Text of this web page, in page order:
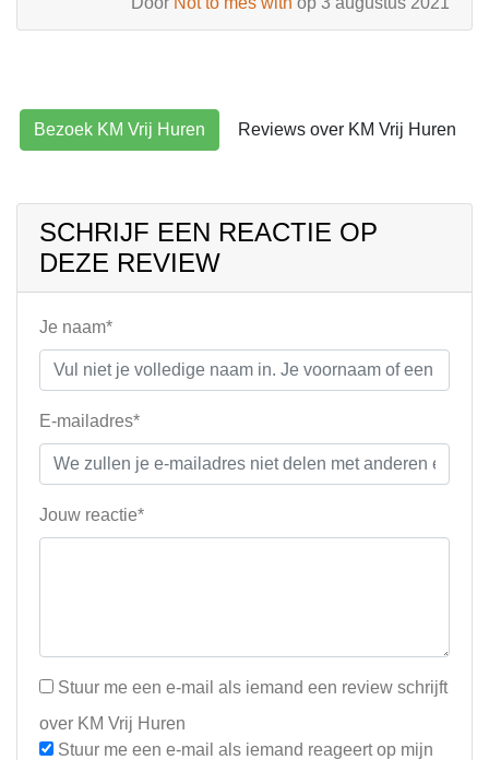
Bezoek KM Vrij Huren Reviews over KM Vrij Huren
SCHRIJF EEN REACTIE OP
DEZE REVIEW
Je naam*
E-mailadres*
Jouw reactie*
Stuur me een e-mail als iemand een review schrijft
over KM Vrij Huren
Stuur me een e-mail als iemand reageert op mijn